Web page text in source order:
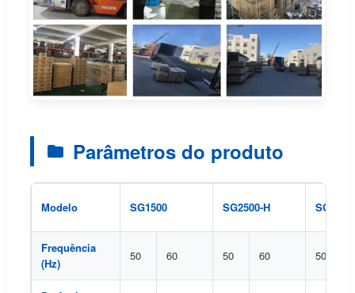
Parâmetros do produto
Modelo SG1500 SG2500-H
Frequência
(Hz)
50 60 50 60 50